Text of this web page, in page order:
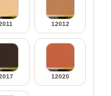
12012
12020